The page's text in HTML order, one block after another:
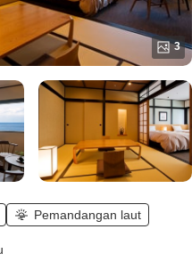
3
Pemandangan laut